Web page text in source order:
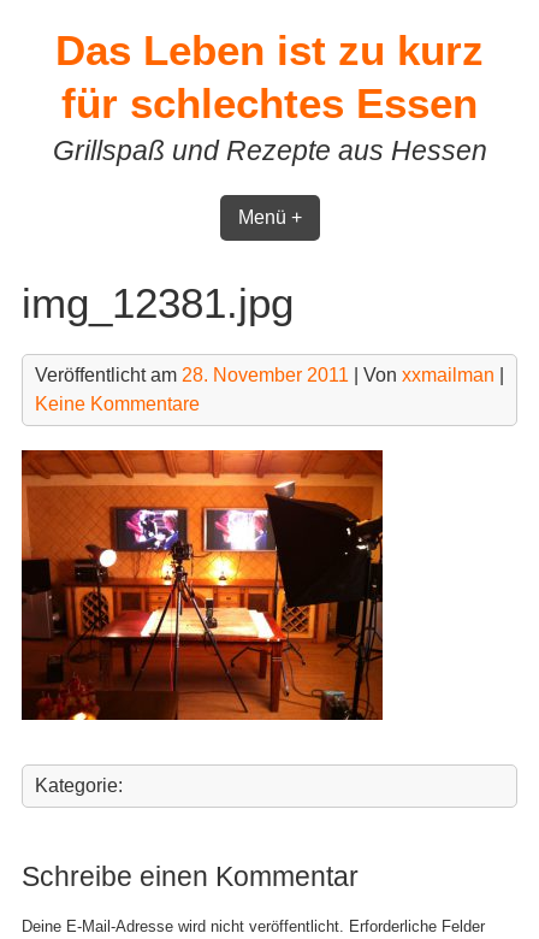
contentDas Leben ist zu kurz
für schlechtes Essen
Grillspaß und Rezepte aus Hessen
Menü +
img_12381.jpg
Veröffentlicht am 28. November 2011 | Von xxmailman
Keine Kommentare
Kategorie:
Schreibe einen Kommentar
Deine E-Mail-Adresse wird nicht veröffentlicht. Erforderliche Felder